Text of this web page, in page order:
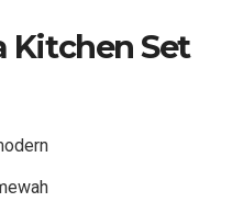
Kitchen Set